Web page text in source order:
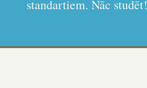
standartiem. Nāc studēt!